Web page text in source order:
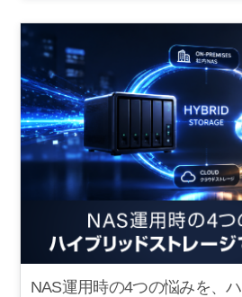
NAS運用時の4つの悩みを、